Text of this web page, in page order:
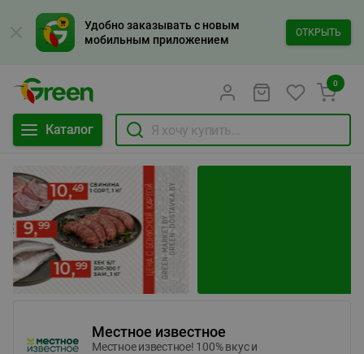
Удобно заказывать с новым
мобильным приложением
ОТКРЫТЬ
Каталог
0
Местное известное
Местное известное! 100% вкус и